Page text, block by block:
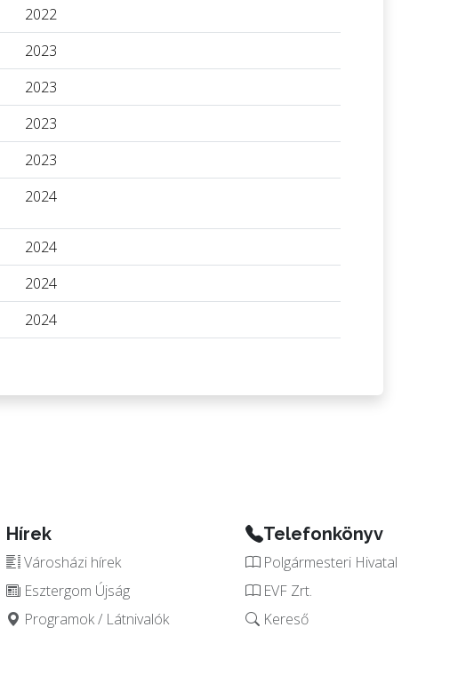
2022
2023
2023
2023
2023
2024
2024
2024
2024
Hírek
Városházi hírek
Esztergom Újság
Programok / Látnivalók
Telefonkönyv
Polgármesteri Hivatal
EVF Zrt.
Kereső